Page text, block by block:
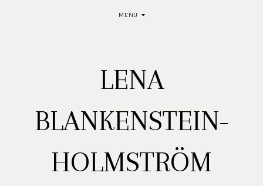
MENU
LENA
BLANKENSTEIN-
HOLMSTRÖM